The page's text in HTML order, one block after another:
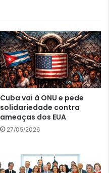
Cuba vai à ONU e pede
solidariedade contra
ameaças dos EUA
27/05/2026